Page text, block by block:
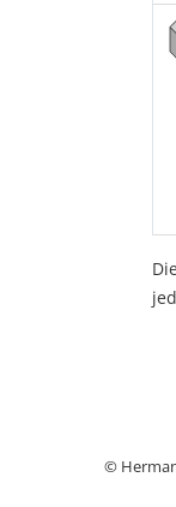
©